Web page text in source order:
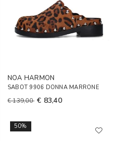
NOA HARMON
SABOT 9906 DONNA MARRONE
€ 139,00 € 83,40
50%